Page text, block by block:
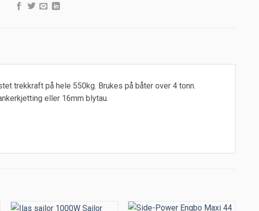
trekkraft på hele 550kg. Brukes på båter over 4 tonn.
eller 16mm blytau.